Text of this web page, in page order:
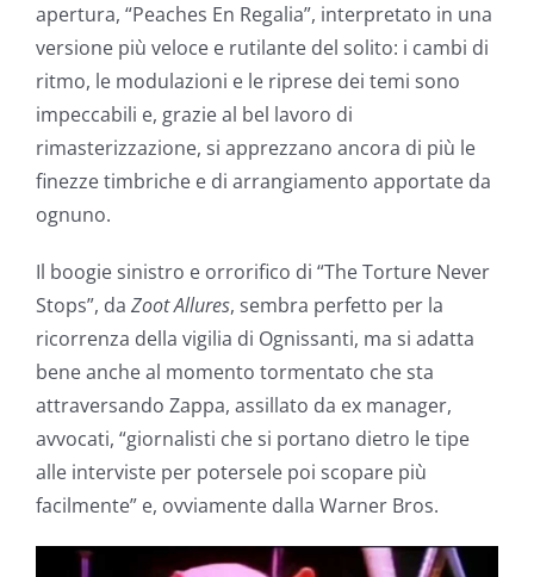
apertura, “Peaches En Regalia”, interpretato in una
versione più veloce e rutilante del solito: i cambi di
ritmo, le modulazioni e le riprese dei temi sono
impeccabili e, grazie al bel lavoro di
rimasterizzazione, si apprezzano ancora di più le
finezze timbriche e di arrangiamento apportate da
ognuno.
Il boogie sinistro e orrorifico di “The Torture Never
Stops”, da Zoot Allures, sembra perfetto per la
ricorrenza della vigilia di Ognissanti, ma si adatta
bene anche al momento tormentato che sta
attraversando Zappa, assillato da ex manager,
avvocati, “giornalisti che si portano dietro le tipe
alle interviste per potersele poi scopare più
facilmente” e, ovviamente dalla Warner Bros.